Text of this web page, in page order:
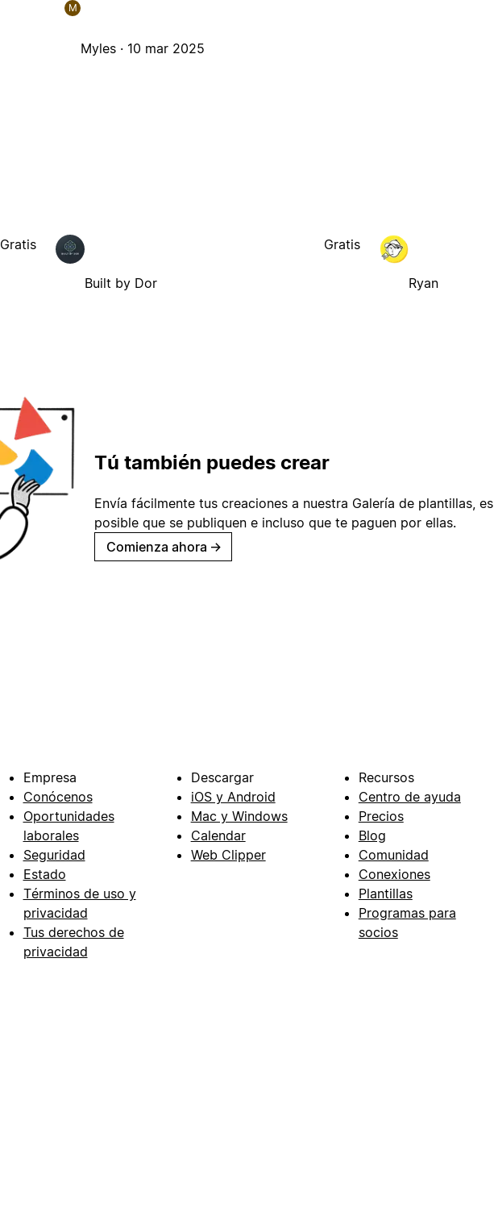
M
Myles · 10 mar 2025
Gratis
Built by Dor
Gratis
Ryan
Tú también puedes crear
Envía fácilmente tus creaciones a nuestra Galería de plantillas, es
posible que se publiquen e incluso que te paguen por ellas.
Comienza ahora →
Empresa
Conócenos
Oportunidades
laborales
Seguridad
Estado
Términos de uso y
privacidad
Tus derechos de
privacidad
Descargar
iOS y Android
Mac y Windows
Calendar
Web Clipper
Recursos
Centro de ayuda
Precios
Blog
Comunidad
Conexiones
Plantillas
Programas para
socios